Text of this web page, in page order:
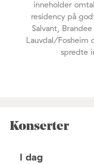
inneholder
residency på
Salvant,
Lauvdal/Fosheim
spredte
Konserter
I dag